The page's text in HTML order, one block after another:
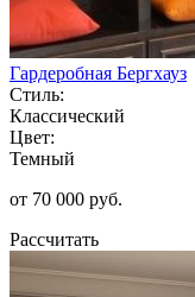
Гардеробная Бергхауз
Стиль:
Классический
Цвет:
Темный
от 70 000 руб.
Рассчитать